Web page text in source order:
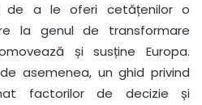
de a le oferi cetățenilor o
la genul de transformare
și susține Europa.
asemenea, un ghid privind
factorilor de decizie și